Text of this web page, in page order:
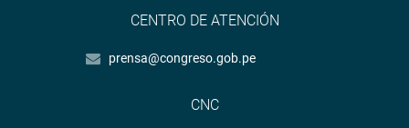
CENTRO DE ATENCIÓN
prensa@congreso.gob.pe
CNC